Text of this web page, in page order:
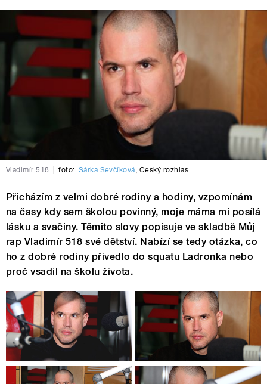
Vladimír 518 foto: Šárka Ševčíková Český rozhlas
Přicházím z velmi dobré rodiny a hodiny, vzpomínám
na časy kdy sem školou povinný, moje máma mi posílá
lásku a svačiny. Těmito slovy popisuje ve skladbě Můj
rap Vladimír 518 své dětství. Nabízí se tedy otázka, co
ho z dobré rodiny přivedlo do squatu Ladronka nebo
proč vsadil na školu života.